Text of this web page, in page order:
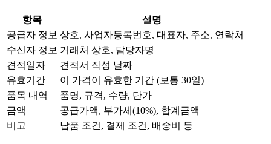
항목
설명
공급자 정보 상호, 사업자등록번호, 대표자, 주소, 연락처
수신자 정보 거래처 상호, 담당자명
견적일자
견적서 작성 날짜
유효기간
이 가격이 유효한 기간 (보통 30일)
품목 내역
품명, 규격, 수량, 단가
금액
공급가액, 부가세(10%), 합계금액
비고
납품 조건, 결제 조건, 배송비 등